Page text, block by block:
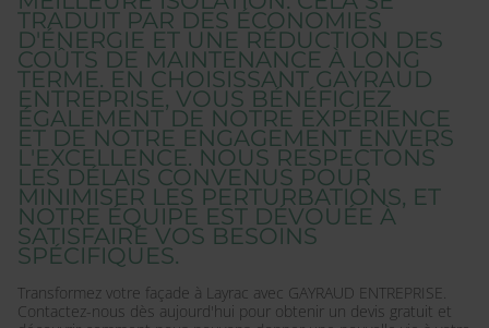
TRADUIT PAR DES ÉCONOMIES
D'ÉNERGIE ET UNE RÉDUCTION DES
COÛTS DE MAINTENANCE À LONG
TERME. EN CHOISISSANT GAYRAUD
ENTREPRISE, VOUS BÉNÉFICIEZ
ÉGALEMENT DE NOTRE EXPÉRIENCE
ET DE NOTRE ENGAGEMENT ENVERS
L'EXCELLENCE. NOUS RESPECTONS
LES DÉLAIS CONVENUS POUR
MINIMISER LES PERTURBATIONS, ET
NOTRE ÉQUIPE EST DÉVOUÉE À
SATISFAIRE VOS BESOINS
SPÉCIFIQUES.
Transformez votre façade à Layrac avec GAYRAUD ENTREPRISE.
Contactez-nous dès aujourd'hui pour obtenir un devis gratuit et